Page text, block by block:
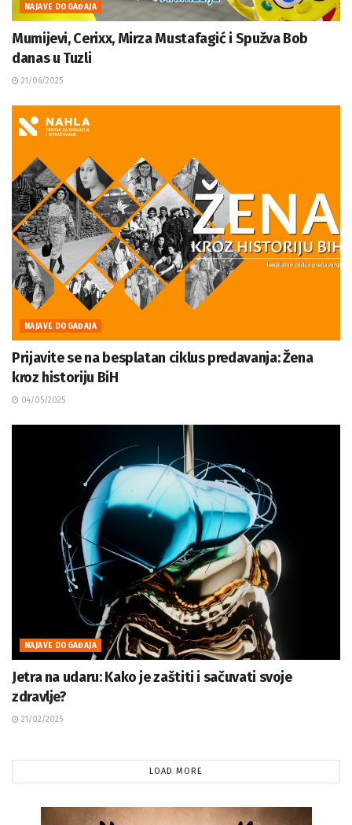
NAJAVE DOGAĐAJA
Mumijevi, Cerixx, Mirza Mustafagić i Spužva Bob
danas u Tuzli
21/06/2025
NAJAVE DOGAĐAJA
Prijavite se na besplatan ciklus predavanja: Žena
kroz historiju BiH
04/05/2025
NAJAVE DOGAĐAJA
Jetra na udaru: Kako je zaštiti i sačuvati svoje
zdravlje?
21/02/2025
LOAD MORE